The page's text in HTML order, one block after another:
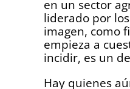
en un sector
liderado por
imagen, como
empieza a
incidir, es un
Hay quienes